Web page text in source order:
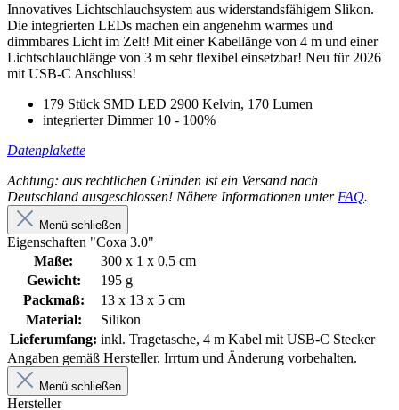
Innovatives Lichtschlauchsystem aus widerstandsfähigem Slikon.
Die integrierten LEDs machen ein angenehm warmes und
dimmbares Licht im Zelt! Mit einer Kabellänge von 4 m und einer
Lichtschlauchlänge von 3 m sehr flexibel einsetzbar! Neu für 2026
mit USB-C Anschluss!
179 Stück SMD LED 2900 Kelvin, 170 Lumen
integrierter Dimmer 10 - 100%
Datenplakette
Achtung: aus rechtlichen Gründen ist ein Versand nach
Deutschland ausgeschlossen! Nähere Informationen unter FAQ.
Menü schließen
Eigenschaften "Coxa 3.0"
Maße:
300 x 1 x 0,5 cm
Gewicht:
195 g
Packmaß:
13 x 13 x 5 cm
Material:
Silikon
Lieferumfang: inkl. Tragetasche, 4 m Kabel mit USB-C Stecker
Angaben gemäß Hersteller. Irrtum und Änderung vorbehalten.
Menü schließen
Hersteller